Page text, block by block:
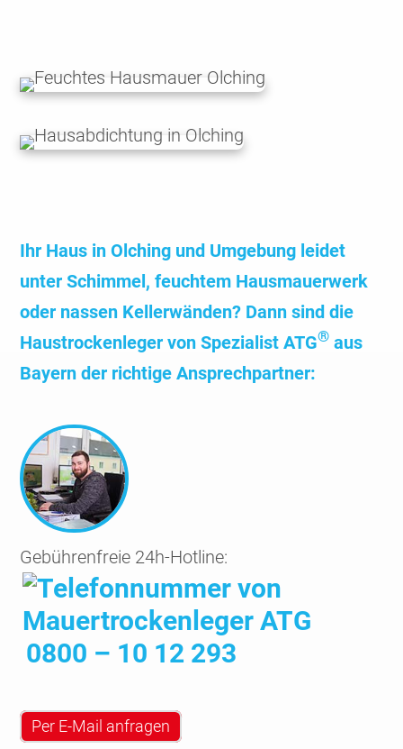
Ihr Haus in Olching und Umgebung leidet
unter Schimmel, feuchtem Haus­mauer­werk
oder nassen Keller­wänden? Dann sind die
Haus­trocken­leger von Spezia­list ATG® aus
Bayern der richtige Ansprech­partner:
Gebührenfreie 24h-Hotline:
0800 – 10 12 293
Per E-Mail anfragen